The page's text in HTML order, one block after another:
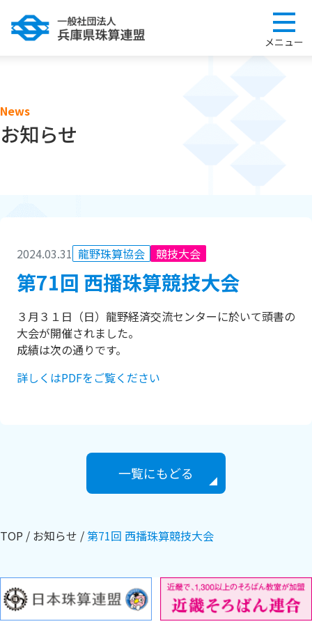
News
お知らせ
2024.03.31 龍野珠算協会 競技大会
第71回 西播珠算競技大会
３月３１日（日）龍野経済交流センターに於いて頭書の
大会が開催されました。
成績は次の通りです。
詳しくはPDFをご覧ください
一覧にもどる
TOP お知らせ 第71回 西播珠算競技大会